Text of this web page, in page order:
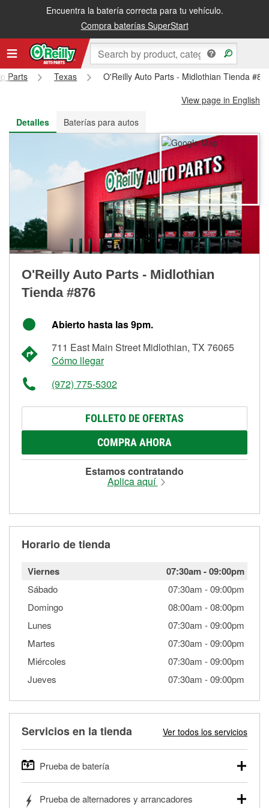
Encuentra la batería correcta para tu vehículo.
Compra baterías SuperStart
Recibe tu orden gratis al día siguiente o recógela en la tienda
Parts Texas
O'Reilly Auto Parts - Midlothian Tienda
View page in English
Detalles
Baterías para autos
O'Reilly Auto Parts - Midlothian
Tienda #876
Abierto hasta las 9pm.
711 East Main Street Midlothian, TX 76065
Cómo llegar
(972) 775-5302
FOLLETO DE OFERTAS
COMPRA AHORA
Estamos contratando
Aplica aquí
Horario de tienda
Viernes 07:30am-09:00pm
Sábado 07:30am -09:00pm
Domingo
08:00am -08:00pm
Lunes
07:30am -09:00pm
Martes
07:30am -09:00pm
Miércoles
07:30am -09:00pm
Jueves
07:30am -09:00pm
Servicios en la tienda Ver todos los servicios
Prueba de batería
autos, camionetas, SUVs, vehículos comerciales y
Prueba de alternadores y arrancadores